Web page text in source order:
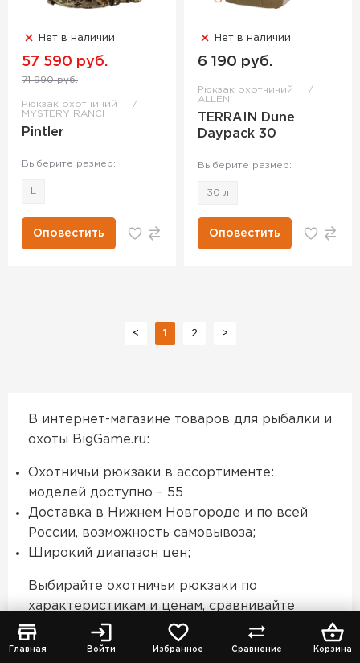
Главная Войти Избранное Сравнение Корзина
Нет в наличии
57 590 руб.
71 990 руб.
Рюкзак охотничий
MYSTERY RANCH
Pintler
Выберите размер:
Оповестить
Нет в наличии
6 190 руб.
Рюкзак охотничий
ALLEN
TERRAIN Dune
Daypack 30
Выберите размер:
30 л
Оповестить
< 1 2 >
В интернет-магазине товаров для рыбалки и
охоты BigGame.ru:
Охотничьи рюкзаки в ассортименте:
моделей доступно – 55
Доставка в Нижнем Новгороде и по всей
России, возможность самовывоза;
Широкий диапазон цен;
Выбирайте охотничьи рюкзаки по
характеристикам и ценам, сравнивайте
интересующие модели, добавляйте
понравившиеся в корзину и оформляйте